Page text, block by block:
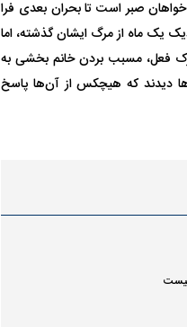
صبر است تا بحران بعدی فرا
یک ماه از مرگ ایشان گذشته، اما
فعل، مسبب بردن خانم بخشی به
دیدند که هیچکس از آن‌ها پاسخ